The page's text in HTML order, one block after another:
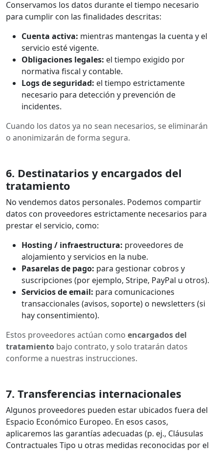
Conservamos los datos durante el tiempo necesario
para cumplir con las finalidades descritas:
Cuenta activa: mientras mantengas la cuenta y el
servicio esté vigente.
Obligaciones legales: el tiempo exigido por
normativa fiscal y contable.
Logs de seguridad: el tiempo estrictamente
necesario para detección y prevención de
incidentes.
Cuando los datos ya no sean necesarios, se eliminarán
o anonimizarán de forma segura.
6. Destinatarios y encargados del
tratamiento
No vendemos datos personales. Podemos compartir
datos con proveedores estrictamente necesarios para
prestar el servicio, como:
Hosting / infraestructura: proveedores de
alojamiento y servicios en la nube.
Pasarelas de pago: para gestionar cobros y
suscripciones (por ejemplo, Stripe, PayPal u otros).
Servicios de email: para comunicaciones
transaccionales (avisos, soporte) o newsletters (si
hay consentimiento).
Estos proveedores actúan como encargados del
tratamiento bajo contrato, y solo tratarán datos
conforme a nuestras instrucciones.
7. Transferencias internacionales
Algunos proveedores pueden estar ubicados fuera del
Espacio Económico Europeo. En esos casos,
aplicaremos las garantías adecuadas (p. ej., Cláusulas
Contractuales Tipo u otras medidas reconocidas por el